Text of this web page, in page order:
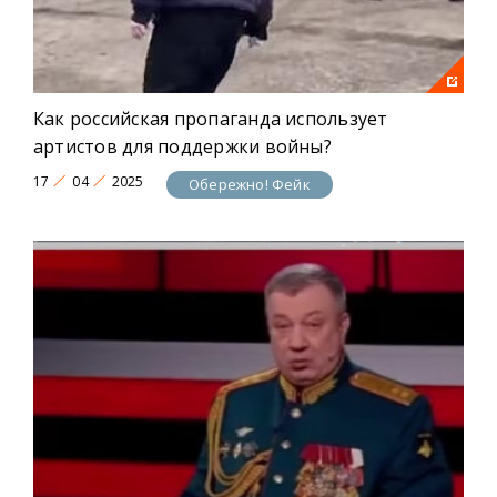
Как российская пропаганда использует
артистов для поддержки войны?
17 04 2025 Обережно! Фейк